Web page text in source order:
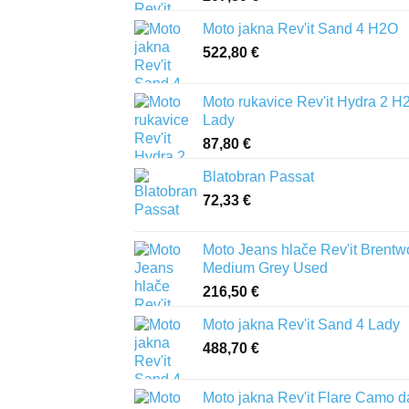
Moto jakna Rev'it Sand 4 H2O
522,80 €
Moto rukavice Rev'it Hydra 2
Lady
87,80 €
Blatobran Passat
72,33 €
Moto Jeans hlače Rev'it
Medium Grey Used
216,50 €
Moto jakna Rev'it Sand 4 Lady
488,70 €
Moto jakna Rev'it Flare Camo